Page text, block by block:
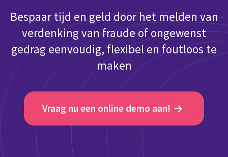
Bespaar tijd en geld door het melden van
verdenking van fraude of ongewenst
gedrag eenvoudig, flexibel en foutloos te
maken
Vraag nu een online demo aan!